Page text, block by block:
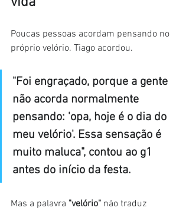
Poucas pessoas acordam pensando no
próprio velório. Tiago acordou.
"Foi engraçado, porque a gente
não acorda normalmente
pensando: 'opa, hoje é o dia do
meu velório'. Essa sensação é
muito maluca", contou ao g1
antes do início da festa.
Mas a palavra "velório" não traduz